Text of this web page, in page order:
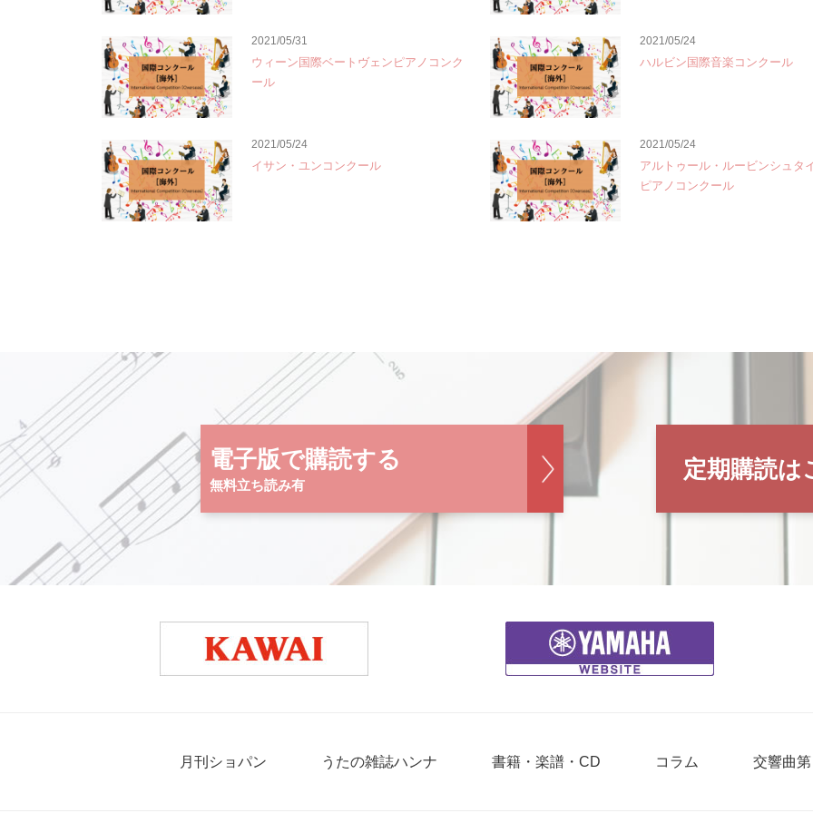
2021/05/31
ウィーン国際ベートヴェンピアノコンク
ール
2021/05/24
ハルビン国際音楽コンクール
2021/05/24
イサン・ユンコンクール
2021/05/24
アルトゥール・ルービンシュタ
ピアノコンクール
電子版で購読する
無料立ち読み有
定期購読は
月刊ショパン うたの雑誌ハンナ 書籍・楽譜・CD コラム 交響曲